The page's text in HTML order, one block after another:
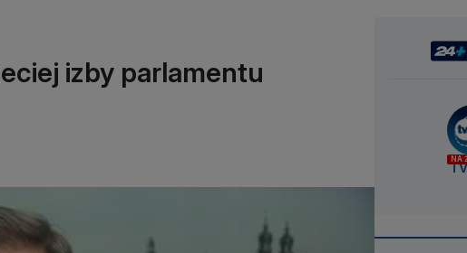
izby parlamentu
NA